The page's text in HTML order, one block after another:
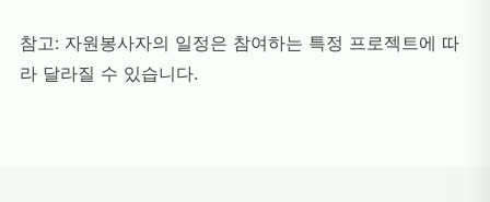
참고: 자원봉사자의 일정은 참여하는 특정 프로젝트에 따
라 달라질 수 있습니다.